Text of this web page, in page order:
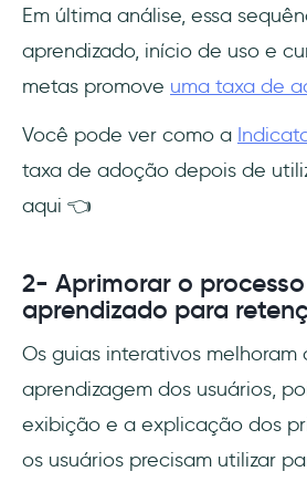
Em última análise, essa
aprendizado, início de uso e
metas promove uma taxa de
Você pode ver como a
taxa de adoção depois de
aqui 👈
2- Aprimorar o
aprendizado para
Os guias interativos
aprendizagem dos usuários,
exibição e a explicação dos
os usuários precisam utilizar